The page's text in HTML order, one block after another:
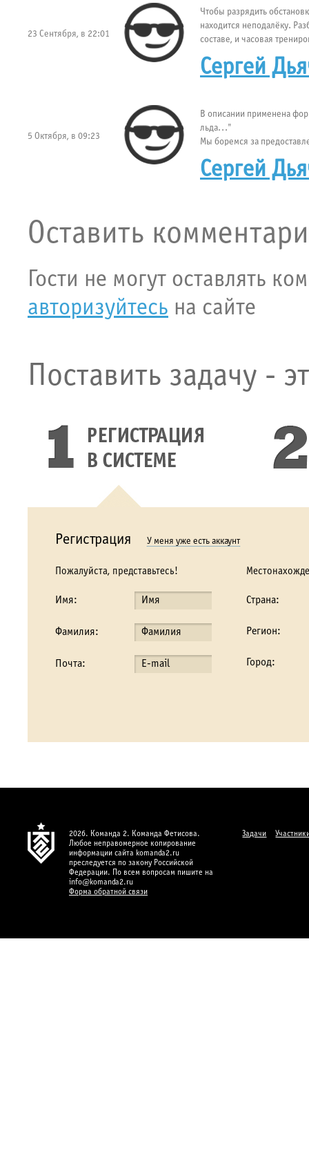
23 Сентября, в 22:01
Чтобы разрядить
находится неподалёку.
составе, и часовая
Сергей
5 Октября, в 09:23
В описании применена
льда..."
Мы боремся за
возрастная "вилка"
Сергей
Оставить
Гости не могут оставлять
авторизуйтесь на сайте
Поставить задачу -
Регистрация У меня уже есть аккаунт
Пожалуйста, представьтесь!
Имя:
Фамилия:
Почта:
Страна:
Регион:
Город:
2026. Команда 2. Команда Фетисова.
Любое неправомерное копирование
информации сайта komanda2.ru
преследуется по закону Российской
Федерации. По всем вопросам пишите на
info@komanda2.ru
Форма обратной связи
Задачи